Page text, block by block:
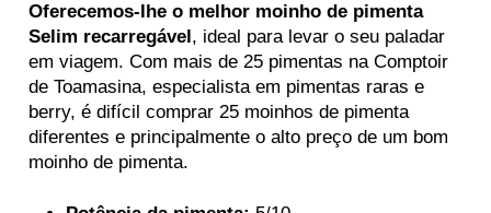
Oferecemos-lhe o melhor moinho de pimenta
Selim recarregável , ideal para levar o seu paladar
em viagem. Com mais de 25 pimentas na Comptoir
de Toamasina, especialista em pimentas raras e
berry, é difícil comprar 25 moinhos de pimenta
diferentes e principalmente o alto preço de um bom
moinho de pimenta.